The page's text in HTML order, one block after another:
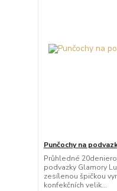
Punčochy na
Průhledné
podvazky Glamory
zesílenou špičkou
konfekčních velik...